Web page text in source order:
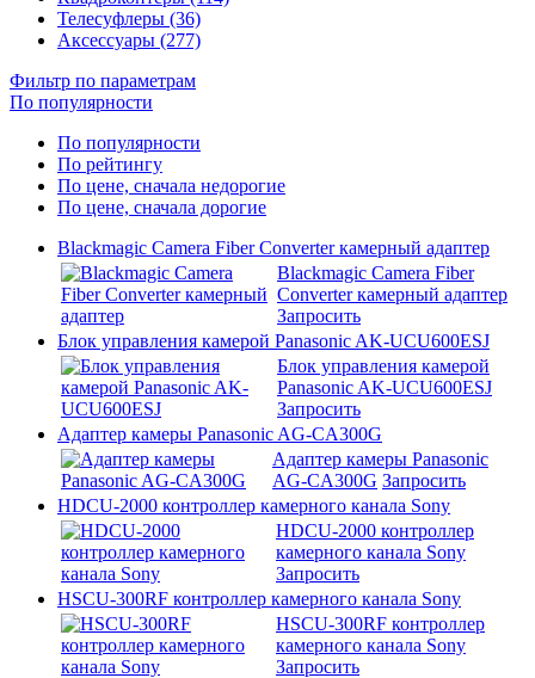
Телесуфлеры (36)
Аксессуары (277)
Фильтр по параметрам
По популярности
По популярности
По рейтингу
По цене, сначала недорогие
По цене, сначала дорогие
Blackmagic Camera Fiber Converter камерный адаптер
Blackmagic Camera Fiber
Converter камерный адаптер
Запросить
Блок управления камерой Panasonic AK-UCU600ESJ
Блок управления камерой
Panasonic AK-UCU600ESJ
Запросить
Адаптер камеры Panasonic AG-CA300G
Адаптер камеры Panasonic
AG-CA300G Запросить
HDCU-2000 контроллер камерного канала Sony
HDCU-2000 контроллер
камерного канала Sony
Запросить
HSCU-300RF контроллер камерного канала Sony
HSCU-300RF контроллер
камерного канала Sony
Запросить